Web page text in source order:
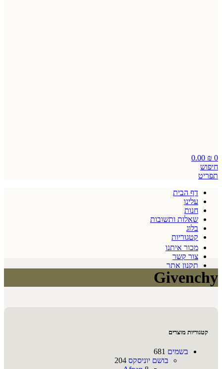
0
0.00 ₪
חיפוש
תפריט
דף הבית
עלינו
חנות
שאלות ותשובות
בלוג
קטגוריות
מכור איתנו
צור קשר
תקנון אתר
Givenchy
קטגוריות מוצרים
בשמים 681
בושם יוניסקס 204